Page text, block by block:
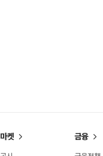
마켓 금융